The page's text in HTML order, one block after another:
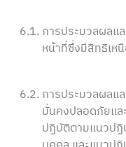
6.1. การประมวลผลแ
หน้าที่ซึ่งมีสิทธิเห
6.2. การประมวลผลแ
มั่นคงปลอดภัยแล
ปฏิบัติตามแนวป